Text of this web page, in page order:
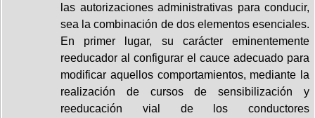
las autorizaciones administrativas para conducir,
sea la combinación de dos elementos esenciales.
En primer lugar, su carácter eminentemente
reeducador al configurar el cauce adecuado para
modificar aquellos comportamientos, mediante la
realización de cursos de sensibilización y
reeducación vial de los conductores